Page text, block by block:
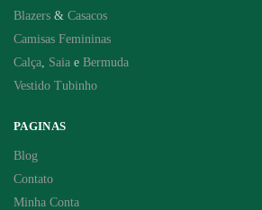
Blazers & Casacos
Camisas Femininas
Calça, Saia e Bermuda
Vestido Tubinho
PAGINAS
Blog
Contato
Minha Conta